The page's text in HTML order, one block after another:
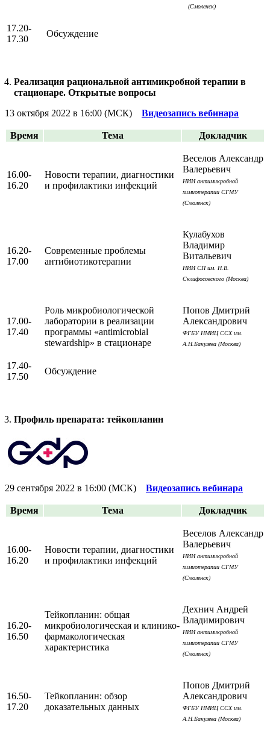
(Смоленск)
17.20-
17.30
Обсуждение
Реализация рациональной антимикробной терапии в
стационаре. Открытые вопросы
13 октября 2022 в 16:00 (МСК) Видеозапись вебинара
Время Тема Докладчик
16.00-
16.20
Новости терапии, диагностики
и профилактики инфекций
Веселов Александр
Валерьевич
НИИ антимикробной
химиотерапии СГМУ
(Смоленск)
16.20-
17.00
Современные проблемы
антибиотикотерапии
Кулабухов
Владимир
Витальевич
НИИ СП им. Н.В.
Склифосовского (Москва)
17.00-
17.40
Роль микробиологической
лаборатории в реализации
программы «antimicrobial
stewardship» в стационаре
Попов Дмитрий
Александрович
ФГБУ НМИЦ ССХ им.
А.Н.Бакулева (Москва)
17.40-
17.50
Обсуждение
Профиль препарата: тейкопланин
29 сентября 2022 в 16:00 (МСК) Видеозапись вебинара
Время Тема Докладчик
16.00-
16.20
Новости терапии, диагностики
и профилактики инфекций
Веселов Александр
Валерьевич
НИИ антимикробной
химиотерапии СГМУ
(Смоленск)
16.20-
16.50
Тейкопланин: общая
микробиологическая и клинико-
фармакологическая
характеристика
Дехнич Андрей
Владимирович
НИИ антимикробной
химиотерапии СГМУ
(Смоленск)
16.50-
17.20
Тейкопланин: обзор
доказательных данных
Попов Дмитрий
Александрович
ФГБУ НМИЦ ССХ им.
А.Н.Бакулева (Москва)